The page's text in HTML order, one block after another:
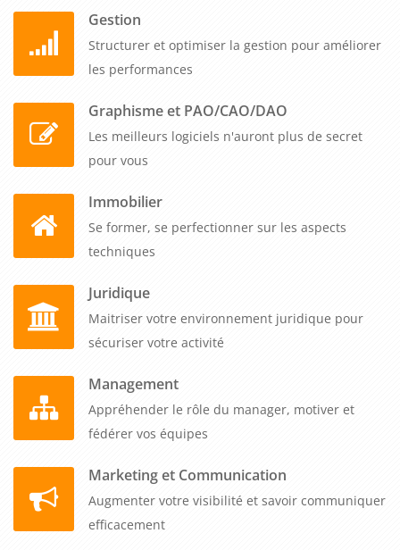
Gestion
Structurer et optimiser la gestion pour améliorer
les performances
Graphisme et PAO/CAO/DAO
Les meilleurs logiciels n'auront plus de secret
pour vous
Immobilier
Se former, se perfectionner sur les aspects
techniques
Juridique
Maitriser votre environnement juridique pour
sécuriser votre activité
Management
Appréhender le rôle du manager, motiver et
fédérer vos équipes
Marketing et Communication
Augmenter votre visibilité et savoir communiquer
efficacement